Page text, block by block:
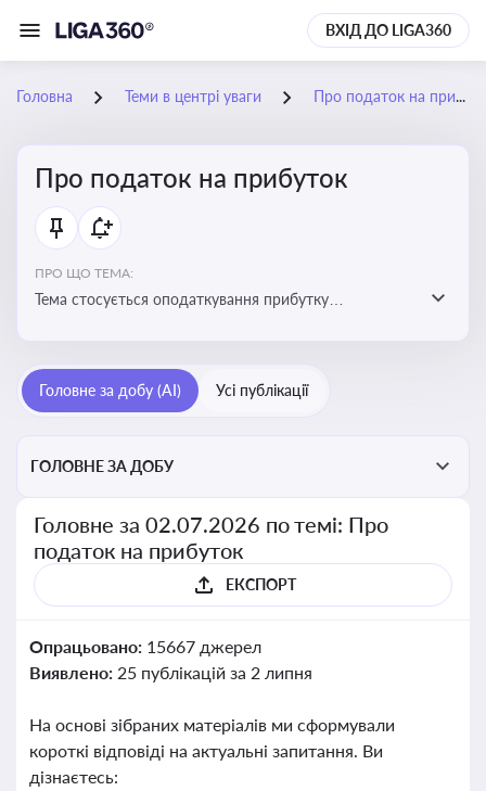
ВХІД ДО LIGA360
Головна Теми в центрі уваги Про податок на прибуток
Про податок на прибуток
ПРО ЩО ТЕМА:
Тема стосується оподаткування прибутку
звітність для бізнесу, бухгалтерів і юристів
Головне за добу (AI) Усі публікації
ГОЛОВНЕ ЗА ДОБУ
Головне за 02.07.2026 по темі: Про
податок на прибуток
ЕКСПОРТ
Опрацьовано: 15667 джерел
Виявлено: 25 публікацій за 2 липня
На основі зібраних матеріалів ми сформували
короткі відповіді на актуальні запитання. Ви
дізнаєтесь: